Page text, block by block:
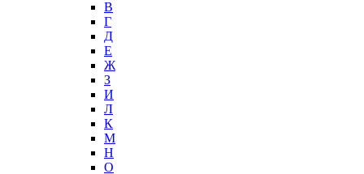
В
Г
Д
Е
Ж
З
И
Л
К
М
Н
О